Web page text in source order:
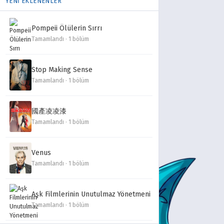
Pompeii Ölülerin Sırrı
Tamamlandı · 1 bölüm
Stop Making Sense
Tamamlandı · 1 bölüm
國產凌凌漆
Tamamlandı · 1 bölüm
Venus
Tamamlandı · 1 bölüm
Aşk Filmlerinin Unutulmaz Yönetmeni
Tamamlandı · 1 bölüm